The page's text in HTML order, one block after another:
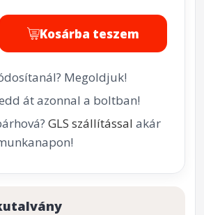
Kosárba teszem
Megoldjuk!
át azonnal a boltban!
GLS szállítással akár